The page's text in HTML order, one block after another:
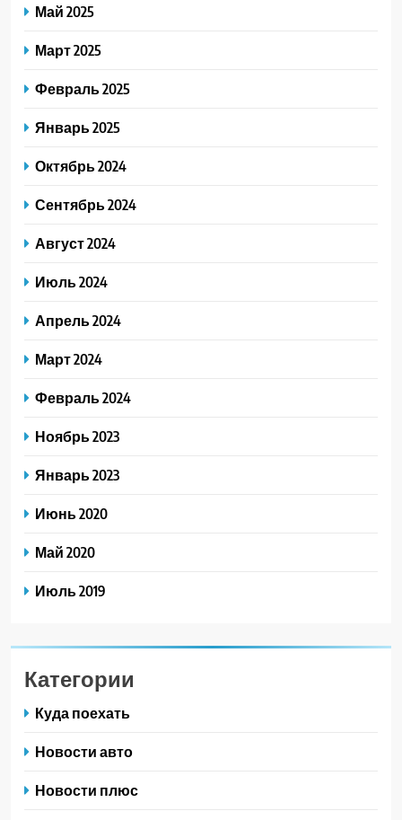
Май 2025
Март 2025
Февраль 2025
Январь 2025
Октябрь 2024
Сентябрь 2024
Август 2024
Июль 2024
Апрель 2024
Март 2024
Февраль 2024
Ноябрь 2023
Январь 2023
Июнь 2020
Май 2020
Июль 2019
Категории
Куда поехать
Новости авто
Новости плюс